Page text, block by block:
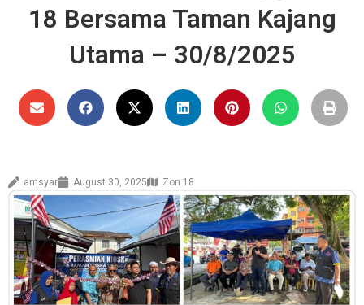
18 Bersama Taman Kajang
Utama – 30/8/2025
amsyar August 30, 2025 Zon 18